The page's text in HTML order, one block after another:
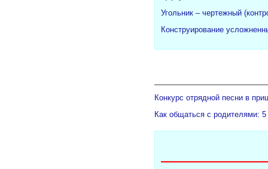
Угольник – чертежный
Конструирование
Конкурс отрядной песни в
Как общаться с родителями: 5